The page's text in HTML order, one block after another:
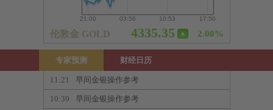
专家预测 财经日历
11:21 早间金银操作参考
10:39 早间金银操作参考